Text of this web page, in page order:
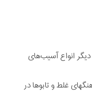
انواع آسیب‌های
غلط و تابوها در